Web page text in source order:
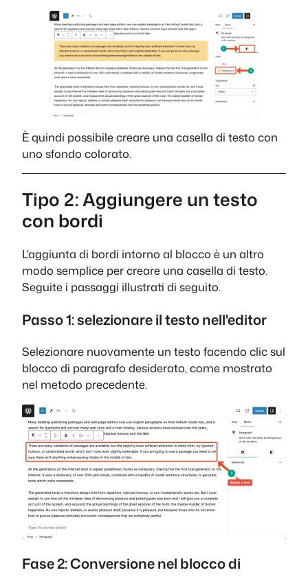
È quindi possibile creare una casella di testo con
uno sfondo colorato.
Tipo 2: Aggiungere un testo
con bordi
L'aggiunta di bordi intorno al blocco è un altro
modo semplice per creare una casella di testo.
Seguite i passaggi illustrati di seguito.
Passo 1: selezionare il testo nell'editor
Selezionare nuovamente un testo facendo clic sul
blocco di paragrafo desiderato, come mostrato
nel metodo precedente.
Fase 2: Conversione nel blocco di